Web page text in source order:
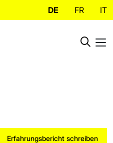
DE FR IT
Erfahrungsbericht schreiben